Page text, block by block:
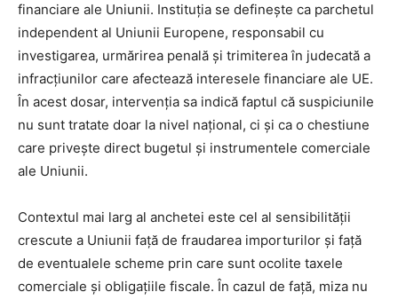
financiare ale Uniunii. Instituția se definește ca parchetul
independent al Uniunii Europene, responsabil cu
investigarea, urmărirea penală și trimiterea în judecată a
infracțiunilor care afectează interesele financiare ale UE.
În acest dosar, intervenția sa indică faptul că suspiciunile
nu sunt tratate doar la nivel național, ci și ca o chestiune
care privește direct bugetul și instrumentele comerciale
ale Uniunii.
Contextul mai larg al anchetei este cel al sensibilității
crescute a Uniunii față de fraudarea importurilor și față
de eventualele scheme prin care sunt ocolite taxele
comerciale și obligațiile fiscale. În cazul de față, miza nu